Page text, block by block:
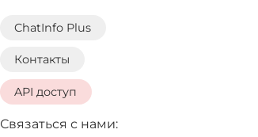
ChatInfo Plus
Контакты
API доступ
Связаться с нами: